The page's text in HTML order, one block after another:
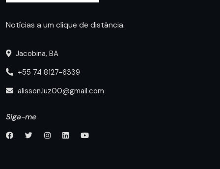
Notícias a um clique de distância.
Jacobina, BA
+55 74 8127-6339
alisson.luz00@gmail.com
Siga-me